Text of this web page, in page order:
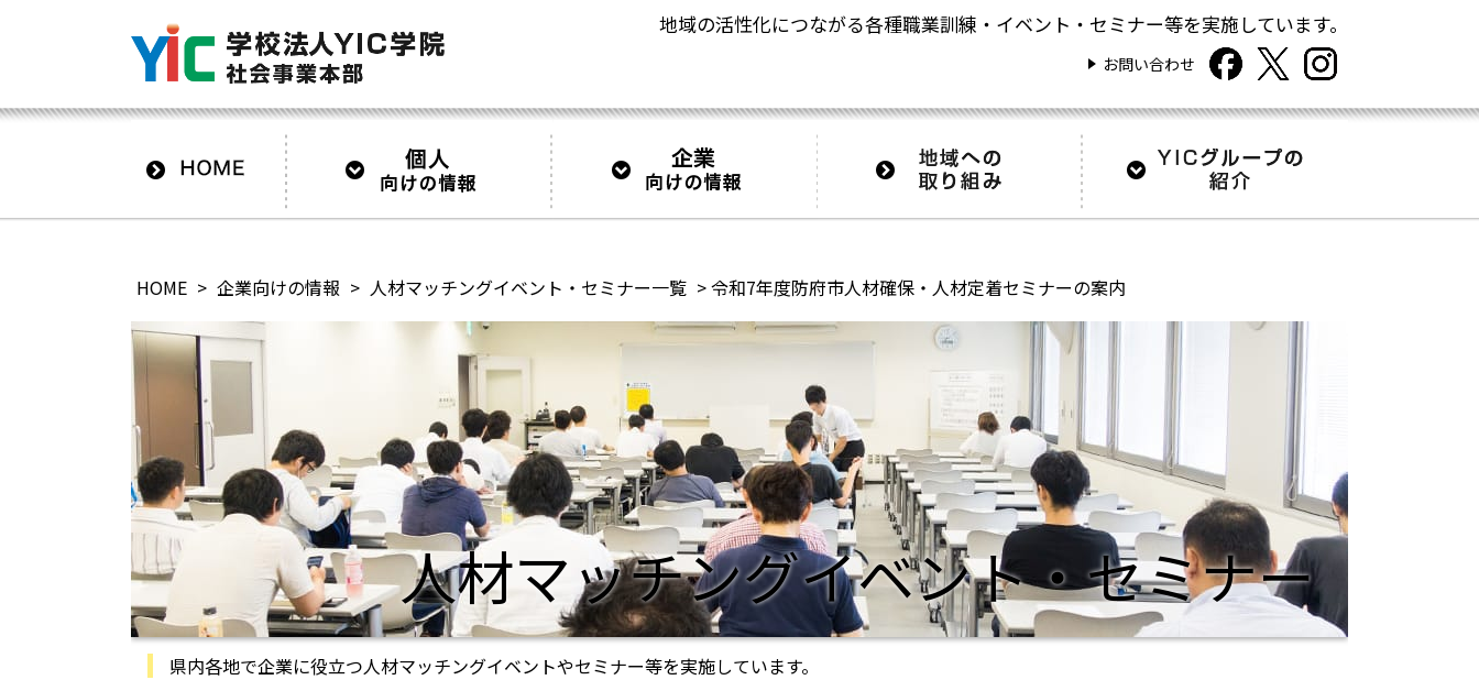
地域の活性化につながる各種職業訓練・イベント・セミナー等を実施しています。
お問い合わせ
HOME > 企業向けの情報 > 人材マッチングイベント・セミナー一覧 >令和7年度防府市人材確保・人材定着セミナーの案内
人材マッチングイベント・セミナー
県内各地で企業に役立つ人材マッチングイベントやセミナー等を実施しています。